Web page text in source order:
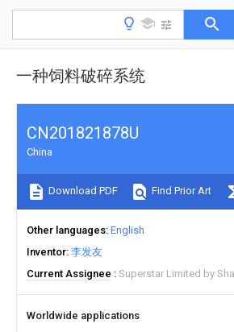
一种饲料破碎系统
CN201821878U
China
Download PDF Find Prior Art
Other languages English
Inventor 李发友
Current Assignee
Superstar Limited by
Worldwide applications